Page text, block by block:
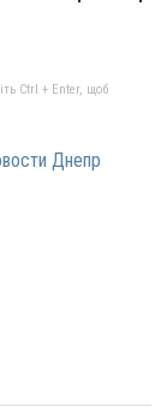
Ctrl + Enter, щоб
Днепр